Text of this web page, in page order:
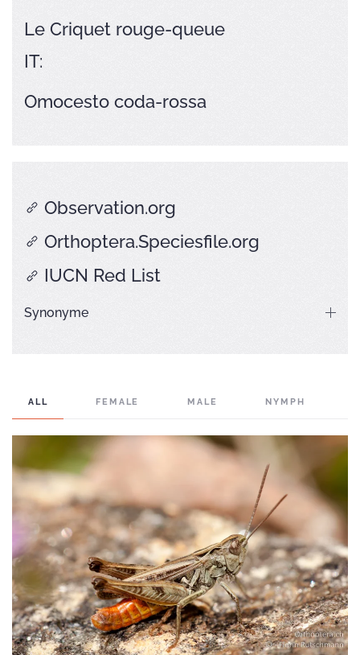
Le Criquet rouge-queue
IT:
Omocesto coda-rossa
Observation.org
Orthoptera.Speciesfile.org
IUCN Red List
Synonyme
ALL FEMALE MALE NYMPH